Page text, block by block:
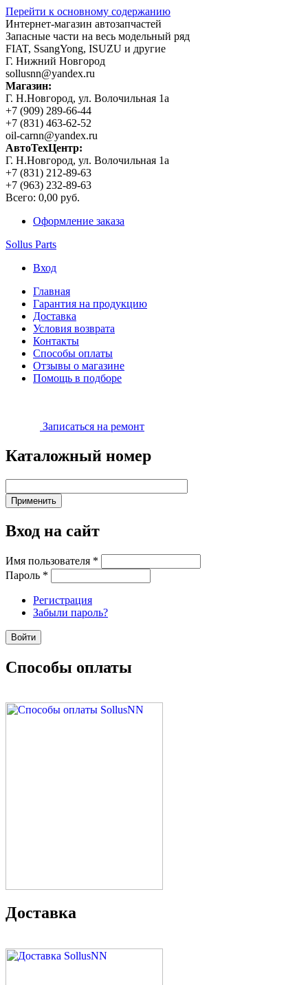
Перейти к основному содержанию
Интернет-магазин автозапчастей
Запасные части на весь модельный ряд
FIAT, SsangYong, ISUZU и другие
Г. Нижний Новгород
sollusnn@yandex.ru
Магазин:
Г. Н.Новгород, ул. Волочильная 1а
+7 (909) 289-66-44
+7 (831) 463-62-52
oil-carnn@yandex.ru
АвтоТехЦентр:
Г. Н.Новгород, ул. Волочильная 1а
+7 (831) 212-89-63
+7 (963) 232-89-63
Всего: 0,00 руб.
Оформление заказа
Sollus Parts
Вход
Главная
Гарантия на продукцию
Доставка
Условия возврата
Контакты
Способы оплаты
Отзывы о магазине
Помощь в подборе
Записаться на ремонт
Каталожный номер
Вход на сайт
Имя пользователя *
Пароль *
Регистрация
Забыли пароль?
Способы оплаты
Доставка